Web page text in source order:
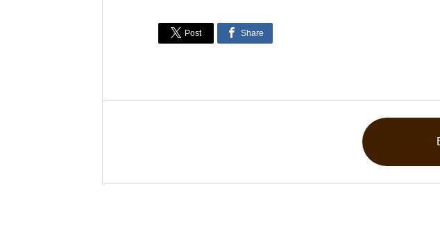
 Post  Share